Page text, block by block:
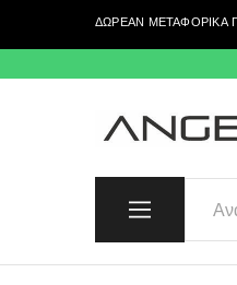
περιεχόμενοΔΩΡΕΑΝ ΜΕΤΑΦΟΡΙΚΑ
Angels
Greek
Quality